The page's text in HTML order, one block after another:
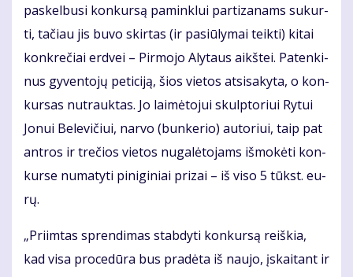
pa­skel­bu­si kon­kur­są pa­min­klui par­ti­za­nams su­kur­
ti, ta­čiau jis bu­vo skir­tas (ir pa­siū­ly­mai teik­ti) ki­tai
kon­kre­čiai erd­vei – Pir­mo­jo Aly­taus aikš­tei. Pa­ten­ki­
nus gy­ven­to­jų pe­ti­ci­ją, šios vie­tos at­si­sa­ky­ta, o kon­
kur­sas nu­trauk­tas. Jo lai­mė­to­jui skulp­to­riui Ry­tui
Jo­nui Be­le­vi­čiui, nar­vo (bun­ke­rio) au­to­riui, taip pat
ant­ros ir tre­čios vie­tos nu­ga­lė­to­jams iš­mo­kė­ti kon­
kur­se nu­ma­ty­ti pi­ni­gi­niai pri­zai – iš vi­so 5 tūkst. eu­
rų.
„Pri­im­tas spren­di­mas stab­dy­ti kon­kur­są reiš­kia,
kad vi­sa pro­ce­dū­ra bus pra­dė­ta iš nau­jo, įskai­tant ir